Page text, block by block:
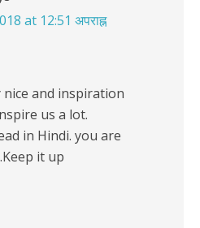
at 12:51 अपराह्न
nice and inspiration
us a lot.
in Hindi. you are
it up